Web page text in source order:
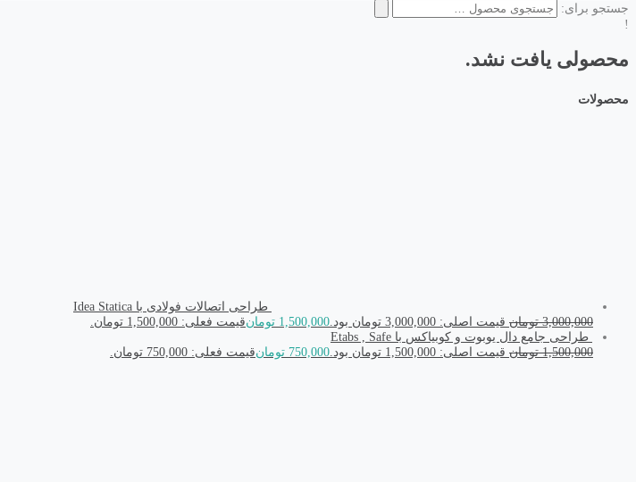
جستجو برای:
!
محصولی یافت نشد.
محصولات
طراحی اتصالات فولادی با Idea Statica
3,000,000 تومان قیمت اصلی: 3,000,000 تومان بود. 1,500,000 تومانقیمت فعلی: 1,500,000 تومان.
طراحی جامع دال یوبوت و کوبیاکس با Etabs , Safe
1,500,000 تومان قیمت اصلی: 1,500,000 تومان بود. 750,000 تومانقیمت فعلی: 750,000 تومان.